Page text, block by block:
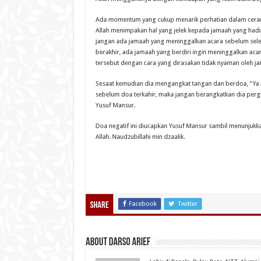
Ada momentum yang cukup menarik perhatian dalam
Allah menimpakan hal yang jelek kepada jamaah yang
jangan ada jamaah yang meninggalkan acara sebelum
berakhir, ada jamaah yang berdiri ingin meninggalkan
tersebut dengan cara yang dirasakan tidak nyaman oleh
Sesaat kemudian dia mengangkat tangan dan berdoa,
sebelum doa terkahir, maka jangan berangkatkan dia
Yusuf Mansur.
Doa negatif ini diucapkan Yusuf Mansur sambil
Allah. Naudzubillahi min dzaalik.
Share Facebook Twitter
About Darso Arief